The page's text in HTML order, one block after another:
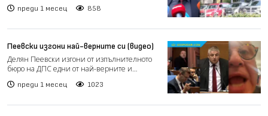
преди 1 месец 858
Пеевски изгони най-верните си (видео)
Делян Пеевски изгони от изпълнителното
бюро на ДПС едни от най-верните и
преди 1 месец 1023